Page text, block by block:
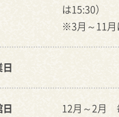
は15:30）
※3月～11月
12月～2月